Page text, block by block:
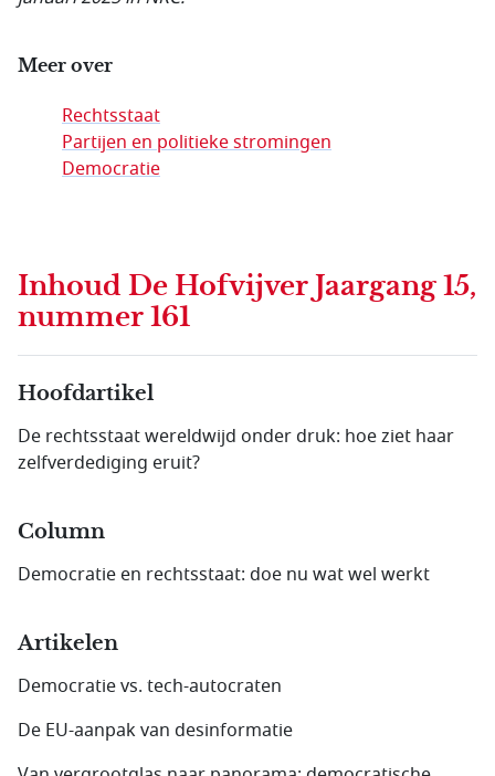
Meer over
Rechtsstaat
Partijen en politieke stromingen
Democratie
Inhoud De Hofvijver Jaargang 15,
nummer 161
Hoofdartikel
De rechtsstaat wereldwijd onder druk: hoe ziet haar
zelfverdediging eruit?
Column
Democratie en rechtsstaat: doe nu wat wel werkt
Artikelen
Democratie vs. tech-autocraten
De EU-aanpak van desinformatie